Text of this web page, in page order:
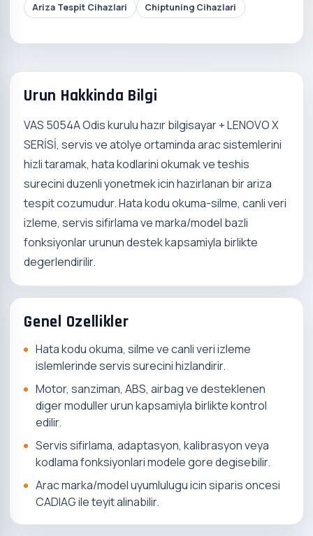
Ariza Tespit Cihazlari
Chiptuning Cihazlari
Urun Hakkinda Bilgi
VAS 5054A Odis kurulu hazır bilgisayar + LENOVO X
SERİSİ, servis ve atolye ortaminda arac sistemlerini
hizli taramak, hata kodlarini okumak ve teshis
surecini duzenli yonetmek icin hazirlanan bir ariza
tespit cozumudur. Hata kodu okuma-silme, canli veri
izleme, servis sifirlama ve marka/model bazli
fonksiyonlar urunun destek kapsamiyla birlikte
degerlendirilir.
Genel Ozellikler
Hata kodu okuma, silme ve canli veri izleme
islemlerinde servis surecini hizlandirir.
Motor, sanziman, ABS, airbag ve desteklenen
diger moduller urun kapsamiyla birlikte kontrol
edilir.
Servis sifirlama, adaptasyon, kalibrasyon veya
kodlama fonksiyonlari modele gore degisebilir.
Arac marka/model uyumlulugu icin siparis oncesi
CADIAG ile teyit alinabilir.